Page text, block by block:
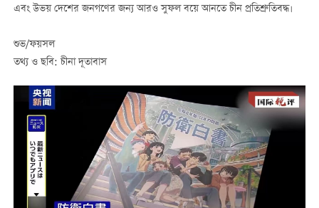
এবং উভয় দেশের জনগণের জন্য আরও সুফল বয়ে আনতে চীন প্রতিশ্রুতিবদ্ধ।
শুভ/ফয়সল
তথ্য ও ছবি: চীনা দূতাবাস